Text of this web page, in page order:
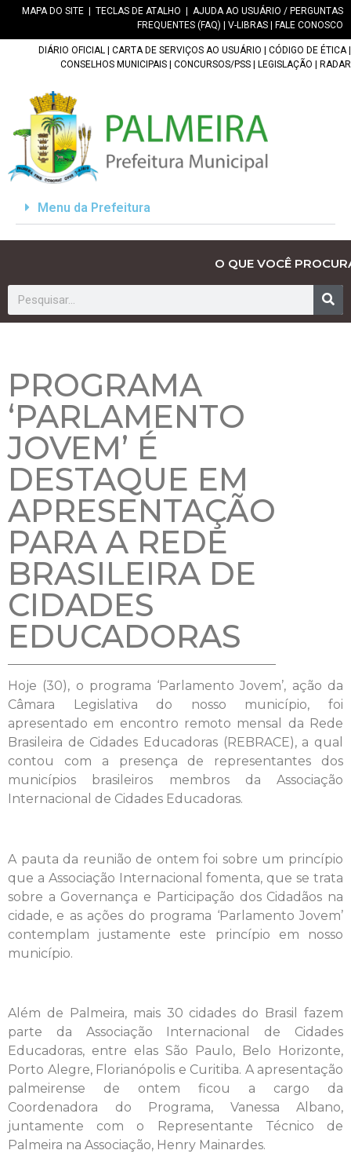
MAPA DO SITE TECLAS DE ATALHO
AJUDA AO USUÁRIO / PERGUNTAS
FREQUENTES (FAQ)
V-LIBRAS FALE CONOSCO
DIÁRIO OFICIAL CARTA DE SERVIÇOS AO USUÁRIO CÓDIGO DE ÉTICA|
CONSELHOS MUNICIPAIS
CONCURSOS/PSS LEGISLAÇÃO RADAR
Menu da Prefeitura
O QUE VOCÊ
PROGRAMA
‘PARLAMENTO
JOVEM’ É
DESTAQUE EM
APRESENTAÇÃO
PARA A REDE
BRASILEIRA DE
CIDADES
EDUCADORAS
Hoje (30), o programa ‘Parlamento Jovem’, ação da
Câmara Legislativa do nosso município, foi
apresentado em encontro remoto mensal da Rede
Brasileira de Cidades Educadoras (REBRACE), a qual
contou com a presença de representantes dos
municípios brasileiros membros da Associação
Internacional de Cidades Educadoras.
A pauta da reunião de ontem foi sobre um princípio
que a Associação Internacional fomenta, que se trata
sobre a Governança e Participação dos Cidadãos na
cidade, e as ações do programa ‘Parlamento Jovem’
contemplam justamente este princípio em nosso
município.
Além de Palmeira, mais 30 cidades do Brasil fazem
parte da Associação Internacional de Cidades
Educadoras, entre elas São Paulo, Belo Horizonte,
Porto Alegre, Florianópolis e Curitiba. A apresentação
palmeirense de ontem ficou a cargo da
Coordenadora do Programa, Vanessa Albano,
juntamente com o Representante Técnico de
Palmeira na Associação, Henry Mainardes.